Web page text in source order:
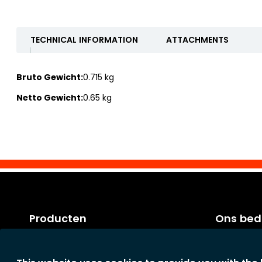
TECHNICAL INFORMATION ATTACHMENTS
Bruto Gewicht:0.715 kg
Netto Gewicht:0.65 kg
Producten Ons